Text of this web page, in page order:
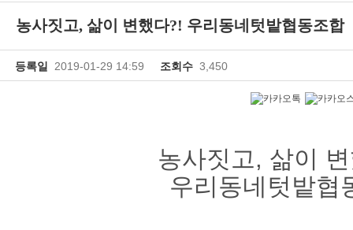
농사짓고, 삶이 변했다?! 우리동네텃밭협동조합
등록일 2019-01-29 14:59 조회수 3,450
농사짓고, 삶이
우리동네텃밭협